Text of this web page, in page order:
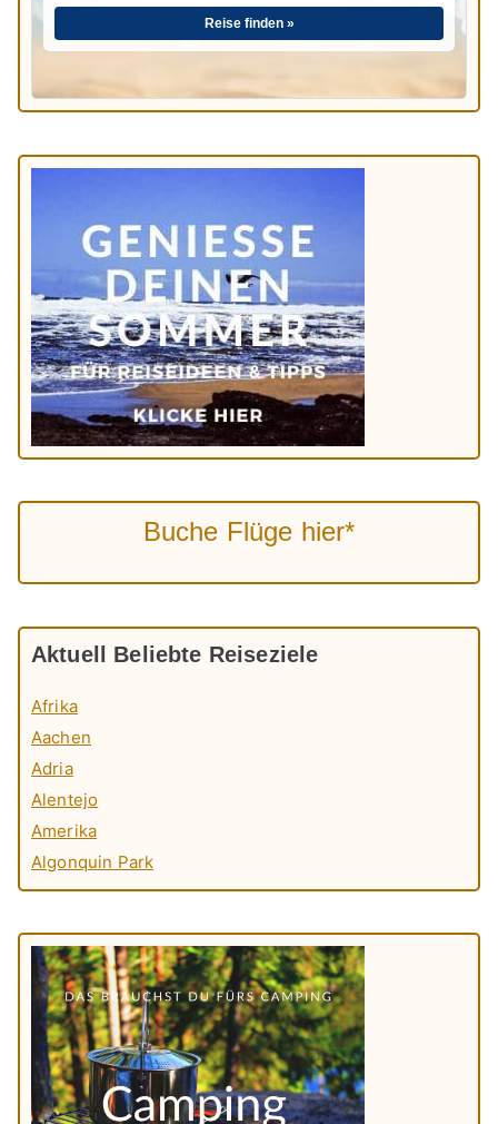
Reise finden »
Buche Flüge hier*
Aktuell Beliebte Reiseziele
Afrika
Aachen
Adria
Alentejo
Amerika
Algonquin Park